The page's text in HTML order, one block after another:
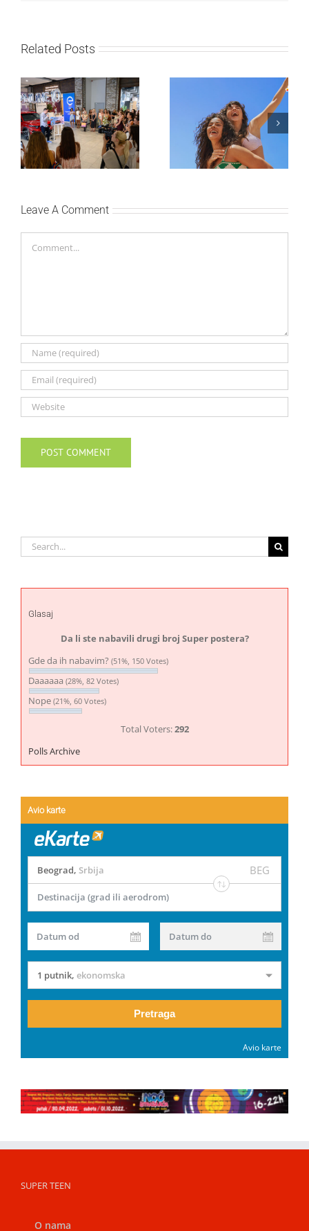
Related Posts
Lilly Drogerie proslavile
10. online rođendan,
uručile automobil
Citroën C3 i najavile
saradnju sa
šampionkom Andreom
Leto menja naše navike
– vreme je da
promenite i beauty
rutinu
Leave A Comment
Search
for:
Glasaj
Da li ste nabavili drugi broj Super postera?
Gde da ih nabavim? (51%, 150 Votes)
Daaaaaa (28%, 82 Votes)
Nope (21%, 60 Votes)
Total Voters:292
Polls Archive
Avio karte
Beograd, Srbija BEG
Destinacija (grad ili aerodrom)
Datum od Datum do
1 putnik, ekonomska
Pretraga
Avio karte
SUPER TEEN
O nama